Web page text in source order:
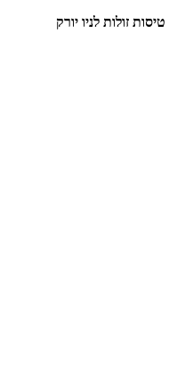
טיסות זולות לניו יורק